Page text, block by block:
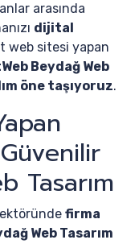
arasında
dijital
web sitesi yapan
Beydağ Web
öne taşıyoruz.
Tasarım
firma
Web Tasarım